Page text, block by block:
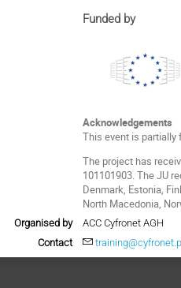
Funded by
Acknowledgements
This event is partially
The project has
101101903. The JU
Denmark, Estonia,
North Macedonia,
Organised by
ACC Cyfronet AGH
Contact